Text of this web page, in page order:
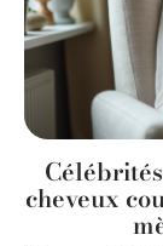
cheveux